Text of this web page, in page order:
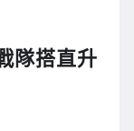
隊搭直升